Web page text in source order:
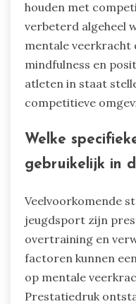
houden met
verbeterd algeheel
mentale veerkracht
mindfulness en
atleten in staat
competitieve
Welke
gebruikelijk in
Veelvoorkomende
jeugdsport zijn
overtraining en
factoren kunnen
op mentale
Prestatiedruk